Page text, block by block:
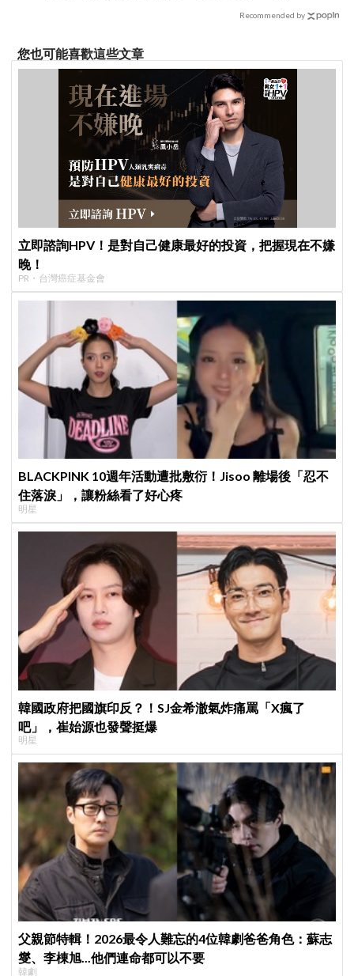
Recommended by
您也可能喜歡這些文章
立即諮詢HPV！是對自己健康最好的投資，把握現在不嫌
晚！
PR・台灣癌症基金會
BLACKPINK 10週年活動遭批敷衍！Jisoo 離場後「忍不
住落淚」，讓粉絲看了好心疼
明星
韓國政府把國旗印反？！SJ金希澈氣炸痛罵「X瘋了
吧」，崔始源也發聲挺爆
明星
父親節特輯！2026最令人難忘的4位韓劇爸爸角色：蘇志
燮、李棟旭...他們連命都可以不要
韓劇